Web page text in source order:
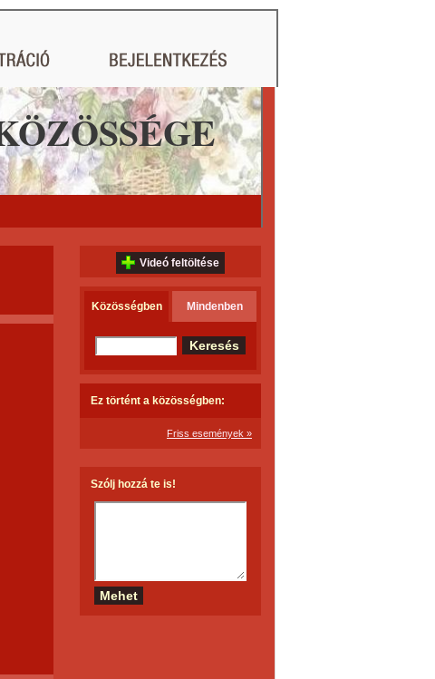
Videó feltöltése
Közösségben Mindenben
Ez történt a közösségben:
Friss események »
Szólj hozzá te is!